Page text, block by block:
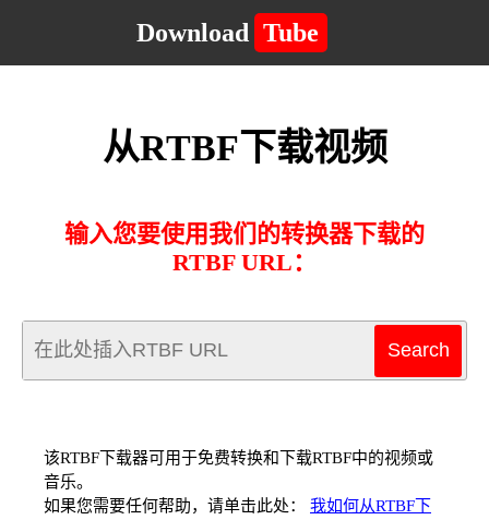
Download Tube
从RTBF下载视频
输入您要使用我们的转换器下载的
RTBF URL：
该RTBF下载器可用于免费转换和下载RTBF中的视频或
音乐。
如果您需要任何帮助，请单击此处： 我如何从RTBF下